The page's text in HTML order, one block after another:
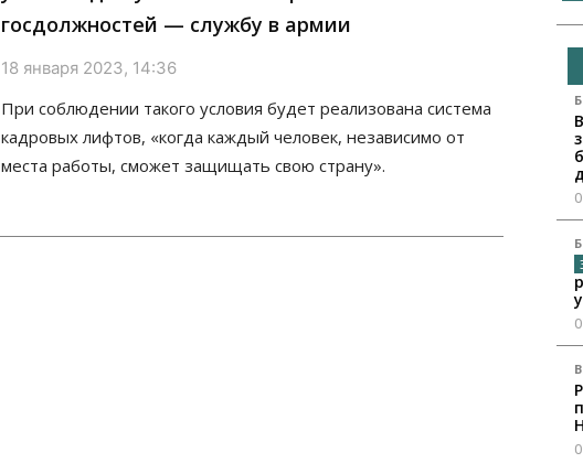
госдолжностей — службу в армии
18 января 2023, 14:36
При соблюдении такого условия будет реализована система
кадровых лифтов, «когда каждый человек, независимо от
места работы, сможет защищать свою страну».